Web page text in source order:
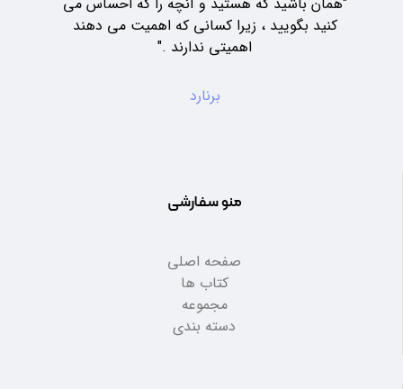
کنید بگویید ، زیرا کسانی که اهمیت می دهند
اهمیتی ندارند ."
برنارد
منو سفارشی
صفحه اصلی
کتاب ها
مجموعه
دسته بندی